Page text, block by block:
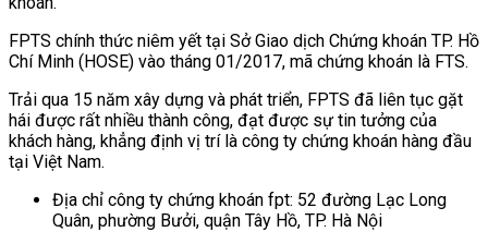
FPTS chính thức niêm yết tại Sở Giao dịch Chứng khoán TP. Hồ
Chí Minh (HOSE) vào tháng 01/2017, mã chứng khoán là FTS.
Trải qua 15 năm xây dựng và phát triển, FPTS đã liên tục gặt
hái được rất nhiều thành công, đạt được sự tin tưởng của
khách hàng, khẳng định vị trí là công ty chứng khoán hàng đầu
tại Việt Nam.
Địa chỉ công ty chứng khoán fpt: 52 đường Lạc Long
Quân, phường Bưởi, quận Tây Hồ, TP. Hà Nội